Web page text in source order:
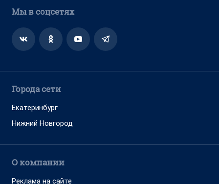
Мы в соцсетях
Города сети
Екатеринбург
Нижний Новгород
О компании
Реклама на сайте